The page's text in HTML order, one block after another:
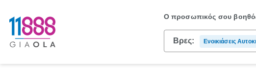
Ο προσωπικός σου
Βρες:
Ενοικιάσεις
Πολυτελείας